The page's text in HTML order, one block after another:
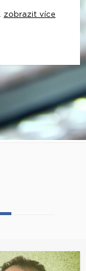
zobrazit více